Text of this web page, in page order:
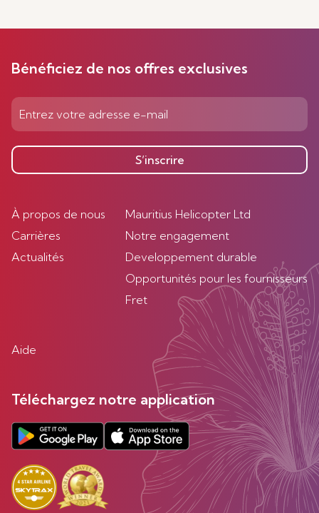
Bénéficiez de nos offres exclusives
S’inscrire
À propos de nous
Carrières
Actualités
Mauritius Helicopter Ltd
Notre engagement
Developpement durable
Opportunités pour les fournisseurs
Fret
Aide
Téléchargez notre application